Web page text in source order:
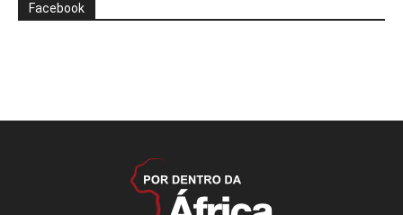
Facebook